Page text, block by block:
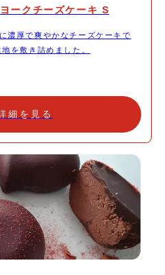
ークチーズケーキ S
濃厚で爽やかなチーズケーキで
を敷き詰めました。
細を見る